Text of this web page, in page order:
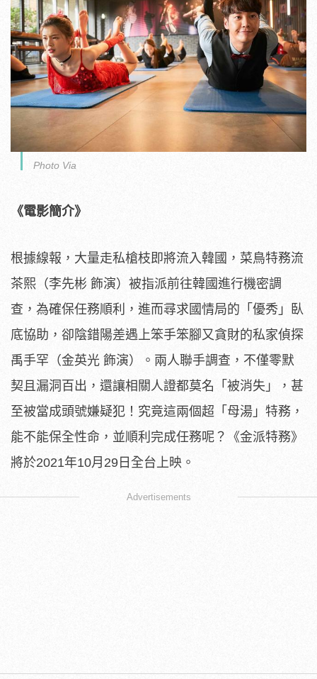
Photo Via
《電影簡介》
根據線報，大量走私槍枝即將流入韓國，菜鳥特務流
茶熙（李先彬 飾演）被指派前往韓國進行機密調
查，為確保任務順利， 進而尋求國情局的「優秀」臥
底協助， 卻陰錯陽差遇上笨手笨腳又貪財的私家偵探
禹手罕（金英光 飾演）。兩人聯手調查，不僅零默
契且漏洞百出， 還讓相關人證都莫名「被消失」，甚
至被當成頭號嫌疑犯！ 究竟這兩個超「母湯」特務，
能不能保全性命，並順利完成任務呢？
《金派特務》
將於2021年10月29日全台上映。
Advertisements